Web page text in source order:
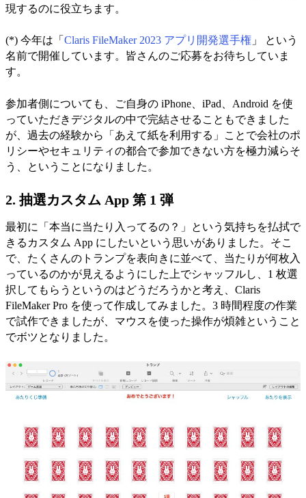
現するのに役立ちます。
(*) 今年は「 Claris FileMaker 2023 アプリ開発選手権 」 という
名前で開催しています。皆さんのご応募をお待ちしていま
す。
参加者側についても、ご自身の iPhone、iPad、Android を使
っていただきデジタルの中で完結させることもできました
が、過去の経験から「あえて紙を利用する」ことで会社のポ
リシーやセキュリティの都合で参加できない方を極力減らそ
う、ということになりました。
2. 抽選カスタム App 第 1 弾
最初に「本当に当たり入ってるの？」という気持ちを払拭で
きるカスタム App にしたいという思いがありました。そこ
で、たくさんのトランプを表向きに並べて、当たりが何枚入
っているのかが見えるようにした上でシャッフルし、1 枚選
択してもらうというのはどうだろうかと考え、Claris
FileMaker Pro を使って作成してみました。3 時間程度の作業
で試作できましたが、マウスを使った操作が煩雑ということ
でボツとなりました。